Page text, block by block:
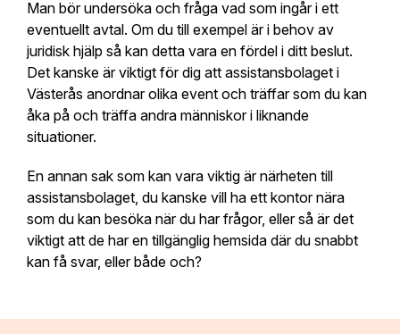
Man bör undersöka och fråga vad som ingår i ett
eventuellt avtal. Om du till exempel är i behov av
juridisk hjälp så kan detta vara en fördel i ditt beslut.
Det kanske är viktigt för dig att assistansbolaget i
Västerås anordnar olika event och träffar som du kan
åka på och träffa andra människor i liknande
situationer.
En annan sak som kan vara viktig är närheten till
assistansbolaget, du kanske vill ha ett kontor nära
som du kan besöka när du har frågor, eller så är det
viktigt att de har en tillgänglig hemsida där du snabbt
kan få svar, eller både och?